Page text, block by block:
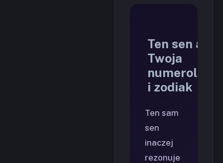
Ten sen a
Twoja
numerologia
i zodiak
Ten sam
sen
inaczej
rezonuje